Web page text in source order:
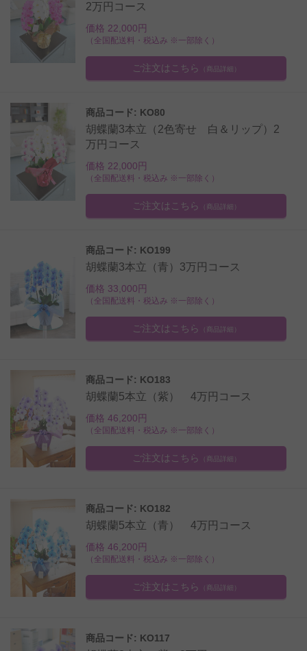
2万円コース
価格 22,000円
（全国配送料・税込み ※一部除く）
ご注文はこちら （商品詳細）
商品コード: KO80
胡蝶蘭3本立（2色寄せ 白＆リップ）2
万円コース
価格 22,000円
（全国配送料・税込み ※一部除く）
ご注文はこちら （商品詳細）
商品コード: KO199
胡蝶蘭3本立（青）3万円コース
価格 33,000円
（全国配送料・税込み ※一部除く）
ご注文はこちら （商品詳細）
商品コード: KO183
胡蝶蘭5本立（紫） 4万円コース
価格 46,200円
（全国配送料・税込み ※一部除く）
ご注文はこちら （商品詳細）
商品コード: KO182
胡蝶蘭5本立（青） 4万円コース
価格 46,200円
（全国配送料・税込み ※一部除く）
ご注文はこちら （商品詳細）
商品コード: KO117